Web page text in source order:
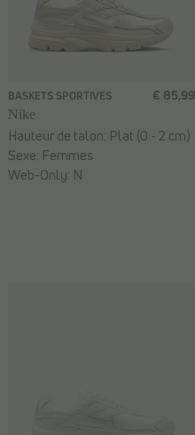
BASKETS SPORTIVES
Nike
€ 85,99
Hauteur de talon: Plat (0 - 2 cm)
Sexe: Femmes
Web-Only: N